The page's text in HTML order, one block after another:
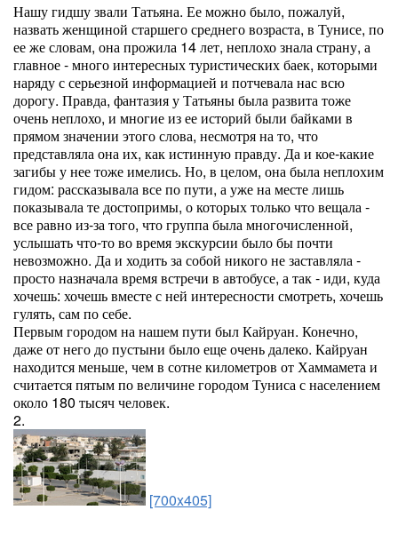
Нашу гидшу звали Татьяна. Ее можно было, пожалуй,
назвать женщиной старшего среднего возраста, в Тунисе, по
ее же словам, она прожила 14 лет, неплохо знала страну, а
главное - много интересных туристических баек, которыми
наряду с серьезной информацией и потчевала нас всю
дорогу. Правда, фантазия у Татьяны была развита тоже
очень неплохо, и многие из ее историй были байками в
прямом значении этого слова, несмотря на то, что
представляла она их, как истинную правду. Да и кое-какие
загибы у нее тоже имелись. Но, в целом, она была неплохим
гидом: рассказывала все по пути, а уже на месте лишь
показывала те достопримы, о которых только что вещала -
все равно из-за того, что группа была многочисленной,
услышать что-то во время экскурсии было бы почти
невозможно. Да и ходить за собой никого не заставляла -
просто назначала время встречи в автобусе, а так - иди, куда
хочешь: хочешь вместе с ней интересности смотреть, хочешь
гулять, сам по себе.
Первым городом на нашем пути был Кайруан. Конечно,
даже от него до пустыни было еще очень далеко. Кайруан
находится меньше, чем в сотне километров от Хаммамета и
считается пятым по величине городом Туниса с населением
около 180 тысяч человек.
2.
[700x405]